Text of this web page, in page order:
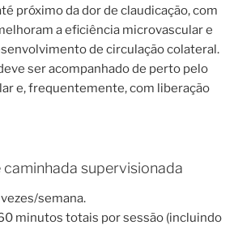
próximo da dor de claudicação, com
a eficiência microvascular e
de circulação colateral.
ser acompanhado de perto pelo
e, frequentemente, com liberação
supervisionada
semana.
minutos totais por sessão (incluindo